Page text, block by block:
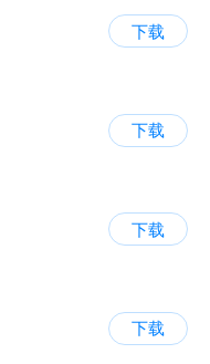
下载
下载
下载
下载